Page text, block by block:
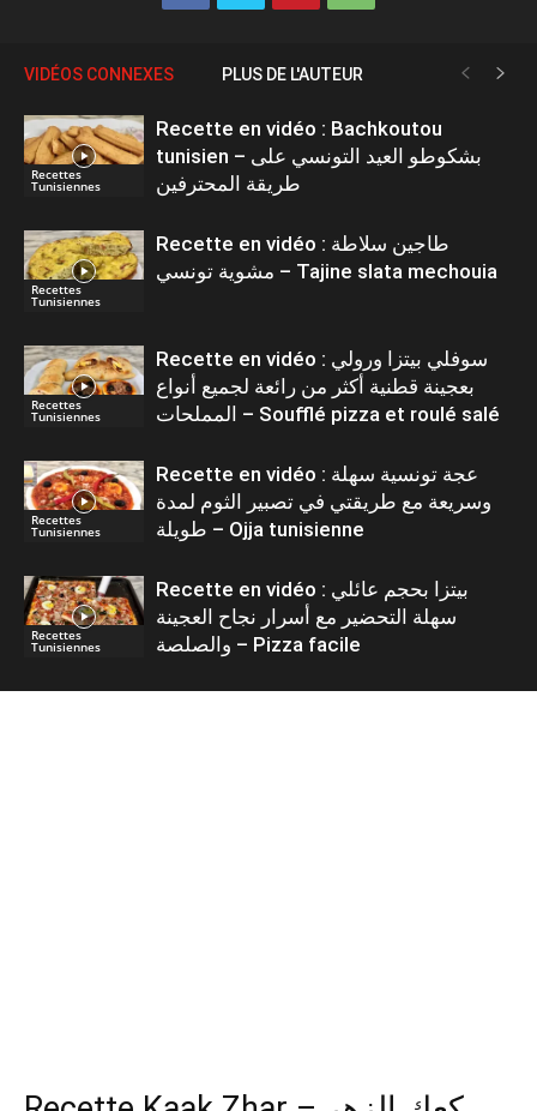
VIDÉOS CONNEXES PLUS DE L'AUTEUR
Recettes
Tunisiennes
Recette en vidéo : Bachkoutou
tunisien – بشكوطو العيد التونسي على
طريقة المحترفين
Recettes
Tunisiennes
Recette en vidéo : طاجين سلاطة
مشوية تونسي – Tajine slata mechouia
Recettes
Tunisiennes
Recette en vidéo : سوفلي بيتزا ورولي
بعجينة قطنية أكثر من رائعة لجميع أنواع
المملحات – Soufflé pizza et roulé salé
Recettes
Tunisiennes
Recette en vidéo : عجة تونسية سهلة
وسريعة مع طريقتي في تصبير الثوم لمدة
طويلة – Ojja tunisienne
Recettes
Tunisiennes
Recette en vidéo : بيتزا بحجم عائلي
سهلة التحضير مع أسرار نجاح العجينة
والصلصة – Pizza facile